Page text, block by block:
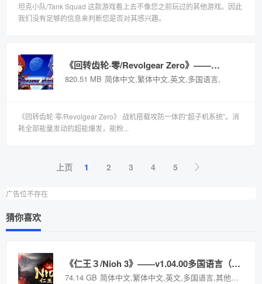
坦克小队/Tank Squad 这款游戏看上去不像您之前玩过的其他游戏。因此
我们没有足够的信息来判断您是否对其感兴趣。
《回转齿轮·零/Revolgear Zero》——多国语言（含简体中文）免安装解压即玩版
820.51 MB 简体中文,繁体中文,英文,多国语言,其他语言
《回转齿轮·零/Revolgear Zero》 战机搭载攻防一体的“超子机系统”。消
耗全部能量发动的超能爆发，能粉...
上页 1 2 3 4 5
广告位不存在
猜你喜欢
《仁王３/Nioh 3》——v1.04.00多国语言（含简体中文）免安装解压即玩版
74.14 GB 简体中文,繁体中文,英文,多国语言,其他语言